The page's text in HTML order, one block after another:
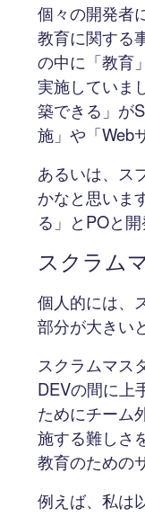
個々の開発者
教育に関する
の中に「教育
実施していま
築できる」が
施」や「Web
あるいは、ス
かなと思いま
る」とPOと
スクラム
個人的には、
部分が大きい
スクラムマス
DEVの間に上
ためにチーム
施する難しさ
教育のための
例えば、私は